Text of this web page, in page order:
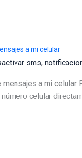
a mi celular
sms,
mensajes a mi
celular